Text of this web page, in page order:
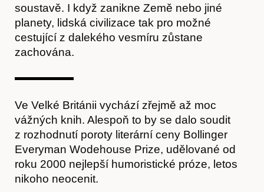
soustavě. I když zanikne Země nebo jiné
planety, lidská civilizace tak pro možné
cestující z dalekého vesmíru zůstane
zachována.
Ve Velké Británii vychází zřejmě až moc
vážných knih. Alespoň to by se dalo soudit
z rozhodnutí poroty literární ceny Bollinger
Everyman Wodehouse Prize, udělované od
roku 2000 nejlepší humoristické próze, letos
nikoho neocenit.